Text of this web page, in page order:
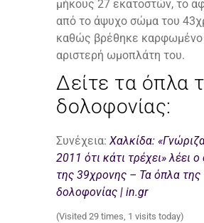
μήκους 27 εκατοστών, το
από το άψυχο σώμα του
καθώς βρέθηκε καρφωμένο
αριστερή ωμοπλάτη του.
Δείτε τα όπλα
δολοφονίας:
Συνέχεια: Χαλκίδα:
2011 ότι κάτι τρέχει» λέει
της 39χρονης – Τα όπλα της
δολοφονίας | in.gr
(Visited 29 times, 1 visits today)